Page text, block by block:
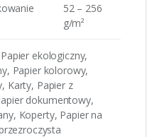
52 – 256
g/m²
ekologiczny,
Papier kolorowy,
Karty, Papier z
dokumentowy,
Koperty, Papier na